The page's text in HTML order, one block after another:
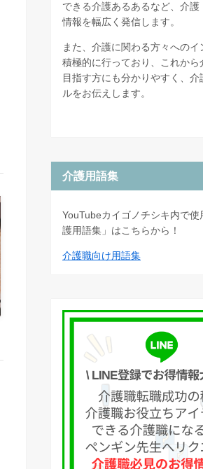
できる介護あるあるなど、介護
情報を幅広く発信します。
また、介護に関わる方々へのイ
積極的に行っており、これから
目指す方にも分かりやすく、介
ルをお伝えします。
介護用語集
YouTubeカイゴノチシキ内で使
護用語集」はこちらから！
介護職向け用語集